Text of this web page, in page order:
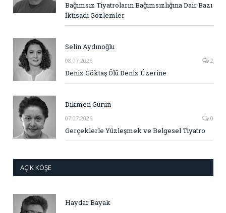
Bağımsız Tiyatroların Bağımsızlığına Dair Bazı
İktisadi Gözlemler
Selin Aydınoğlu
08.07.2026 2
Deniz Göktaş Ölü Deniz Üzerine
Dikmen Gürün
07.07.2026 0
Gerçeklerle Yüzleşmek ve Belgesel Tiyatro
AÇIK KÖŞE
Haydar Bayak